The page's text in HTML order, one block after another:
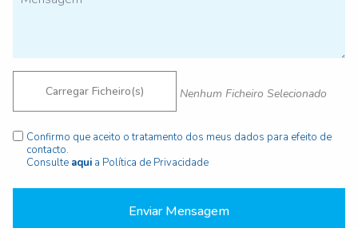
Carregar Ficheiro(s) Nenhum Ficheiro Selecionado
Confirmo que aceito o tratamento dos meus dados para efeito de
contacto.
Consulte aqui a Política de Privacidade
Enviar Mensagem